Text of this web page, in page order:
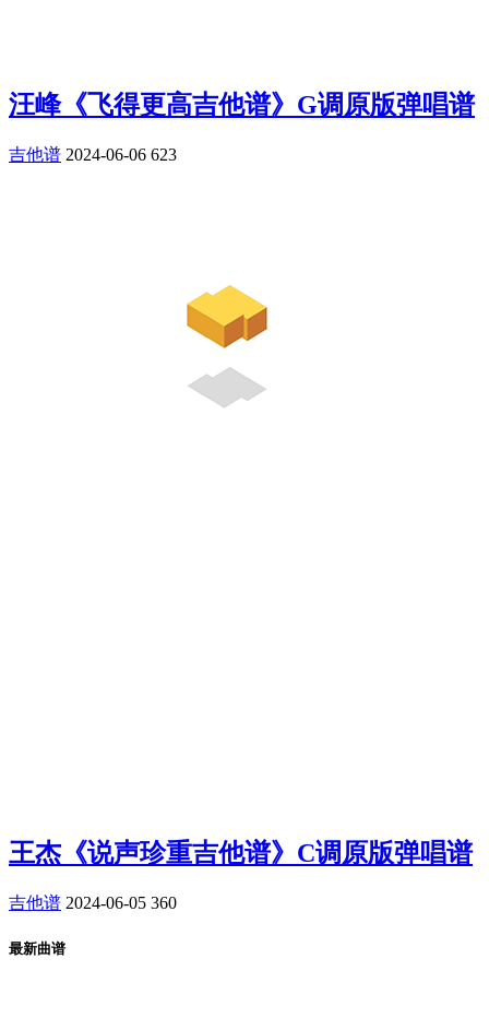
汪峰《飞得更高吉他谱》G调原版弹唱谱
吉他谱 2024-06-06 623
王杰《说声珍重吉他谱》C调原版弹唱谱
吉他谱 2024-06-05 360
最新曲谱